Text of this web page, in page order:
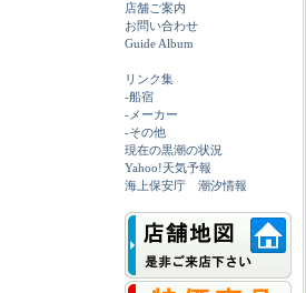
店舗ご案内
お問い合わせ
Guide Album
リンク集
-船宿
-メーカー
-その他
現在の黒潮の状況
Yahoo!天気予報
海上保安庁 潮汐情報